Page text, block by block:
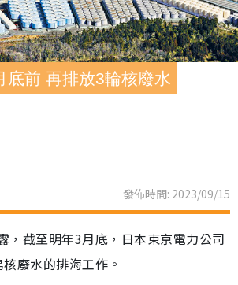
底前 再排放3輪核廢水
發佈時間: 2023/09/15
，截至明年3月底，日本東京電力公司
廢水的排海工作。